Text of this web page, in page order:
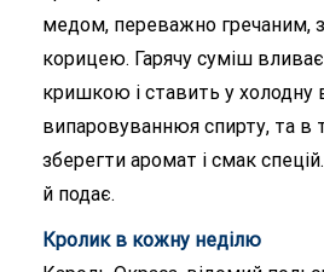
медом, переважно гречаним,
корицею. Гарячу суміш
кришкою і ставить у холодну
випаровуваннюя спирту, та в
зберегти аромат і смак
й подає.
Кролик в кожну неділю